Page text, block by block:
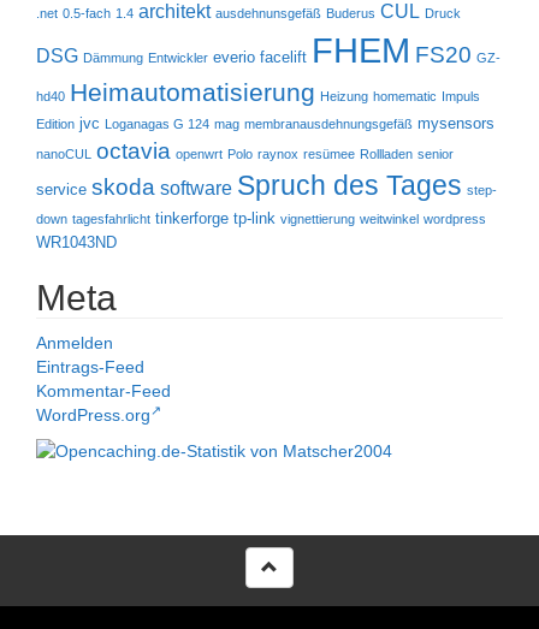
.net 0.5-fach 1.4 architekt ausdehnunsgefäß Buderus CUL Druck
DSG Dämmung Entwickler everio facelift FHEM FS20 GZ-
hd40 Heimautomatisierung Heizung homematic
Impuls
Edition jvc Loganagas G 124 mag membranausdehnungsgefäß mysensors
nanoCUL octavia openwrt Polo raynox resümee Rollladen senior
service skoda software Spruch des Tages step-
down tagesfahrlicht tinkerforge tp-link vignettierung weitwinkel wordpress
WR1043ND
Meta
Anmelden
Eintrags-Feed
Kommentar-Feed
WordPress.org